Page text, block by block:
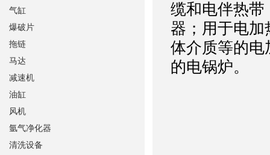
缆和电伴热带
器；用于电
体介质等的电
的电锅炉。
气缸
爆破片
拖链
马达
减速机
油缸
风机
氩气净化器
清洗设备